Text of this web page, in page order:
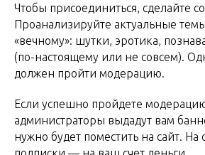
Чтобы присоединиться, сделайте
Проанализируйте актуальные
«вечному»: шутки, эротика,
(по-настоящему или не совсем).
должен пройти модерацию.
Если успешно пройдете
администраторы выдадут вам
нужно будет поместить на сайт. На